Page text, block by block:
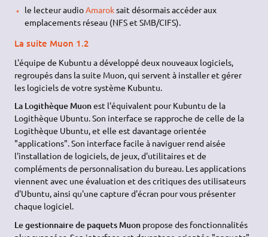
le lecteur audioAmaroksait désormais accéder aux
emplacements réseau (NFSet SMB/CIFS).
La suite Muon 1.2
L'équipe de Kubuntu a développé deux nouveaux logiciels,
regroupés dans la suite Muon, qui servent à installer et gérer
les logiciels de votre système Kubuntu.
La Logithèque Muonest l'équivalent pour Kubuntu de la
Logithèque Ubuntu. Son interface se rapproche de celle de la
Logithèque Ubuntu, et elle est davantage orientée
"applications". Son interface facile à naviguer rend aisée
l'installation de logiciels, de jeux, d'utilitaires et de
compléments de personnalisation du bureau. Les applications
viennent avec une évaluation et des critiques des utilisateurs
d'Ubuntu, ainsi qu'une capture d'écran pour vous présenter
chaque logiciel.
Le gestionnaire de paquets Muon propose des fonctionnalités